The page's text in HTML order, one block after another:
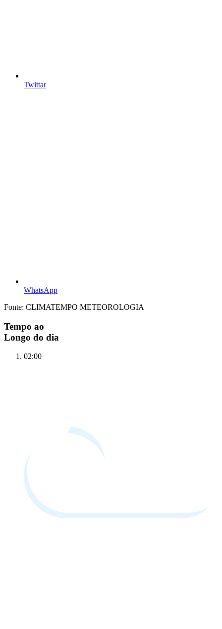
Twittar
WhatsApp
Fonte: CLIMATEMPO METEOROLOGIA
Tempo ao
Longo do dia
02:00